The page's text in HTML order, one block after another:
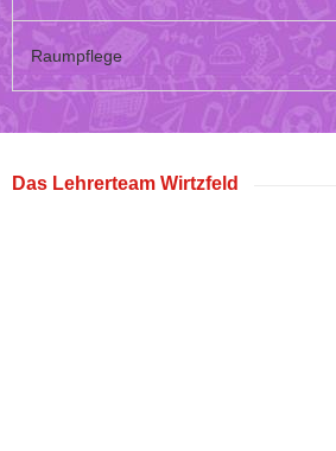
Raumpflege
Das Lehrerteam Wirtzfeld